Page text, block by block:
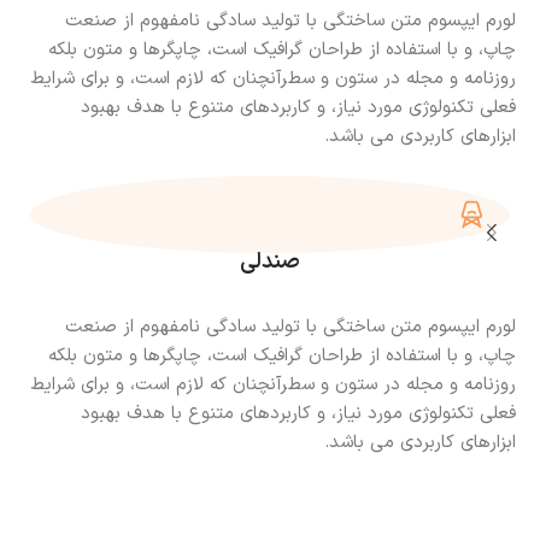
لورم ایپسوم متن ساختگی با تولید سادگی نامفهوم از صنعت
چاپ، و با استفاده از طراحان گرافیک است، چاپگرها و متون بلکه
روزنامه و مجله در ستون و سطرآنچنان که لازم است، و برای شرایط
فعلی تکنولوژی مورد نیاز، و کاربردهای متنوع با هدف بهبود
ابزارهای کاربردی می باشد.
صندلی
لورم ایپسوم متن ساختگی با تولید سادگی نامفهوم از صنعت
چاپ، و با استفاده از طراحان گرافیک است، چاپگرها و متون بلکه
روزنامه و مجله در ستون و سطرآنچنان که لازم است، و برای شرایط
فعلی تکنولوژی مورد نیاز، و کاربردهای متنوع با هدف بهبود
ابزارهای کاربردی می باشد.